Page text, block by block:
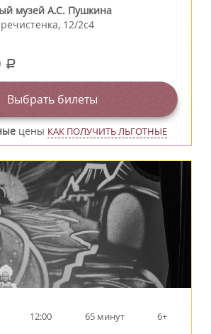
музей А.С. Пушкина
12/2c4
a
Выбрать билеты
цены КАК ПОЛУЧИТЬ ЛЬГОТНЫЕ
12:00 65 минут 6+